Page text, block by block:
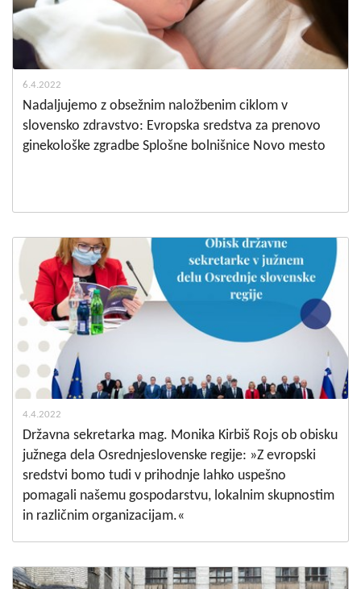
6.4.2022
Nadaljujemo z obsežnim naložbenim ciklom v
slovensko zdravstvo: Evropska sredstva za prenovo
ginekološke zgradbe Splošne bolnišnice Novo mesto
4.4.2022
Državna sekretarka mag. Monika Kirbiš Rojs ob obisku
južnega dela Osrednjeslovenske regije: »Z evropski
sredstvi bomo tudi v prihodnje lahko uspešno
pomagali našemu gospodarstvu, lokalnim skupnostim
in različnim organizacijam.«